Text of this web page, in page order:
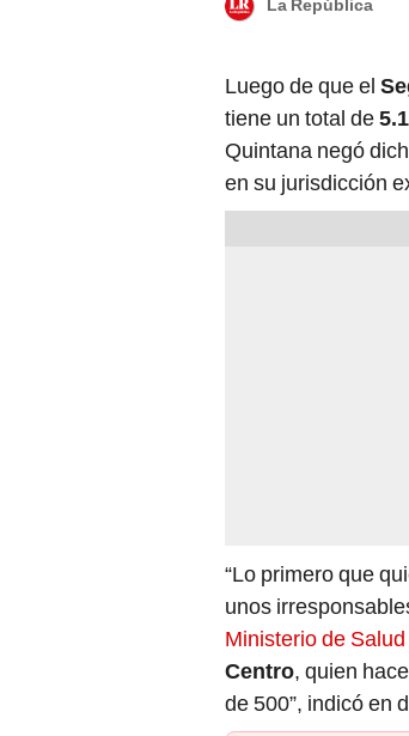
La República
Luego de que el
tiene un total de
Quintana negó
en su jurisdicción
“Lo primero que
unos
Ministerio de Salud
Centro, quien
de 500”, indicó en